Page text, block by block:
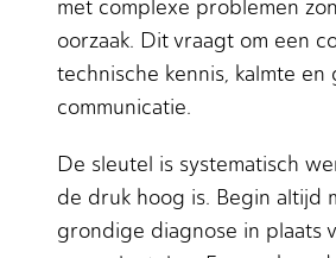
met complexe problemen
oorzaak. Dit vraagt om een
technische kennis, kalmte en
communicatie.
De sleutel is systematisch
de druk hoog is. Begin altijd
grondige diagnose in plaats